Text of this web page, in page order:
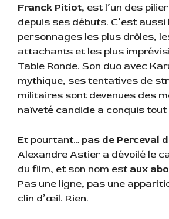
Franck Pitiot, est l’un des
depuis ses débuts. C’est aussi
personnages les plus drôles,
attachants et les plus
Table Ronde. Son duo avec
mythique, ses tentatives de
militaires sont devenues des
naïveté candide a conquis tout
Et pourtant… pas de Perceval
Alexandre Astier a dévoilé le
du film, et son nom est aux
Pas une ligne, pas une
clin d’œil. Rien.